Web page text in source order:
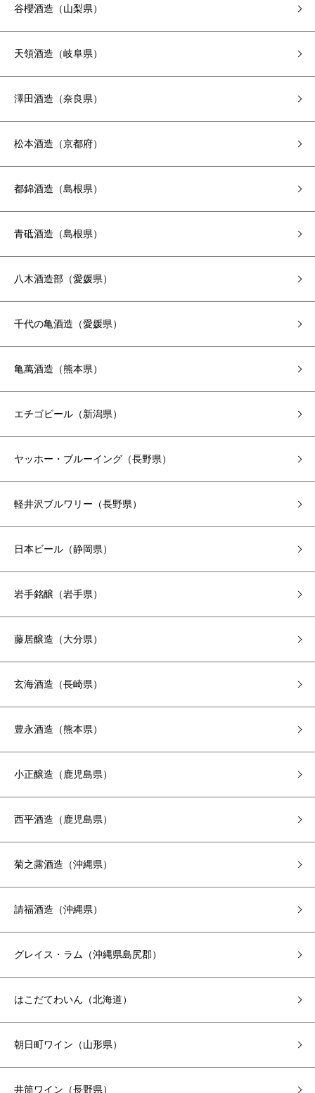
谷櫻酒造（山梨県）
天領酒造（岐阜県）
澤田酒造（奈良県）
松本酒造（京都府）
都錦酒造（島根県）
青砥酒造（島根県）
八木酒造部（愛媛県）
千代の亀酒造（愛媛県）
亀萬酒造（熊本県）
エチゴビール（新潟県）
ヤッホー・ブルーイング（長野県）
軽井沢ブルワリー（長野県）
日本ビール（静岡県）
岩手銘醸（岩手県）
藤居醸造（大分県）
玄海酒造（長崎県）
豊永酒造（熊本県）
小正醸造（鹿児島県）
西平酒造（鹿児島県）
菊之露酒造（沖縄県）
請福酒造（沖縄県）
グレイス・ラム（沖縄県島尻郡）
はこだてわいん（北海道）
朝日町ワイン（山形県）
井筒ワイン（長野県）